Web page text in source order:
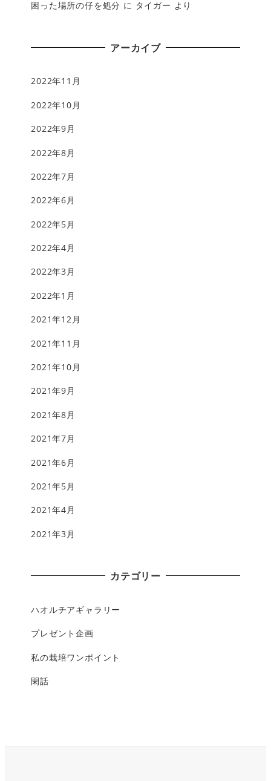
困った場所の仔を処分 に タイガー より
アーカイブ
2022年11月
2022年10月
2022年9月
2022年8月
2022年7月
2022年6月
2022年5月
2022年4月
2022年3月
2022年1月
2021年12月
2021年11月
2021年10月
2021年9月
2021年8月
2021年7月
2021年6月
2021年5月
2021年4月
2021年3月
カテゴリー
ハオルチアギャラリー
プレゼント企画
私の栽培ワンポイント
閑話